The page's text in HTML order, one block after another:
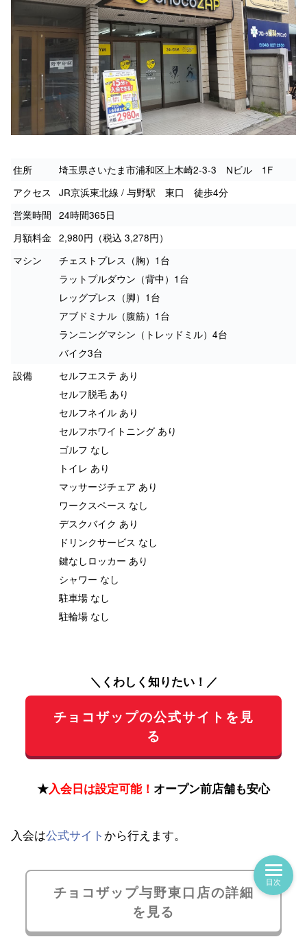
住所
埼玉県さいたま市浦和区上木崎2-3-3 Nビル 1F
アクセス
JR京浜東北線 / 与野駅 東口 徒歩4分
営業時間 24時間365日
月額料金 2,980円（税込 3,278円）
マシン
チェストプレス（胸）1台
ラットプルダウン（背中）1台
レッグプレス（脚）1台
アブドミナル（腹筋）1台
ランニングマシン（トレッドミル）4台
バイク3台
設備
セルフエステ あり
セルフ脱毛 あり
セルフネイル あり
セルフホワイトニング あり
ゴルフ なし
トイレ あり
マッサージチェア あり
ワークスペース なし
デスクバイク あり
ドリンクサービス なし
鍵なしロッカー あり
シャワー なし
駐車場 なし
駐輪場 なし
＼くわしく知りたい！／
チョコザップの公式サイトを見
る
★入会日は設定可能！ オープン前店舗も安心
入会は公式サイト から行えます。
チョコザップ与野東口店の詳細
を見る
目次